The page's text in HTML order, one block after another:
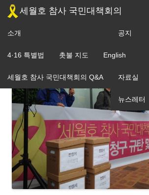
세월호 참사 국민대책회의
소개
조직도
세월호 참사 국민대책회의 Q&A
공지
입장
자료실
뉴스레터
4·16 특별법 촛불 지도 English